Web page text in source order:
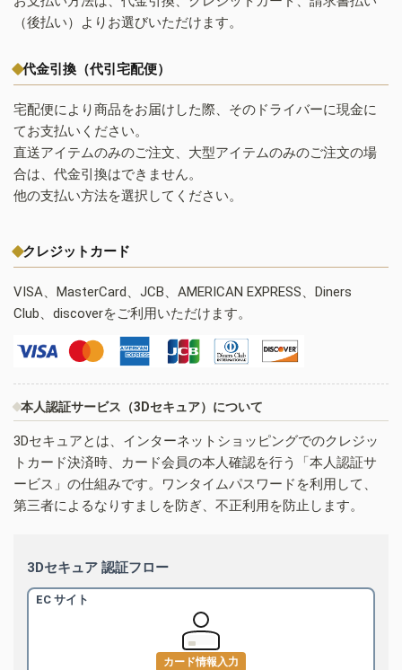
（後払い）よりお選びいただけます。
代金引換（代引宅配便）
宅配便により商品をお届けした際、そのドライバーに現金に
てお支払いください。
直送アイテムのみのご注文、大型アイテムのみのご注文の場
合は、代金引換はできません。
他の支払い方法を選択してください。
クレジットカード
VISA、MasterCard、JCB、AMERICAN EXPRESS、Diners
Club、discoverをご利用いただけます。
本人認証サービス（3Dセキュア）について
3Dセキュアとは、インターネットショッピングでのクレジッ
トカード決済時、カード会員の本人確認を行う「本人認証サ
ービス」の仕組みです。ワンタイムパスワードを利用して、
第三者によるなりすましを防ぎ、不正利用を防止します。
3Dセキュア 認証フロー
EC サイト
カード情報入力